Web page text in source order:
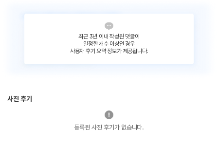
최근 3년 이내 작성된 댓글이
일정한 개수 이상인 경우
사용자 후기 요약 정보가 제공됩니다.
사진 후기
등록된 사진 후기가 없습니다.